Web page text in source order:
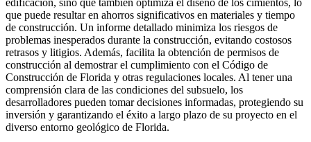
que puede resultar en ahorros significativos en materiales y tiempo
de construcción. Un informe detallado minimiza los riesgos de
problemas inesperados durante la construcción, evitando costosos
retrasos y litigios. Además, facilita la obtención de permisos de
construcción al demostrar el cumplimiento con el Código de
Construcción de Florida y otras regulaciones locales. Al tener una
comprensión clara de las condiciones del subsuelo, los
desarrolladores pueden tomar decisiones informadas, protegiendo su
inversión y garantizando el éxito a largo plazo de su proyecto en el
diverso entorno geológico de Florida.